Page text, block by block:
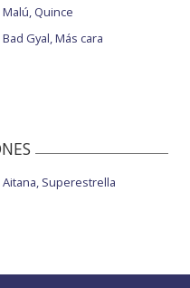
Malú, Quince
Bad Gyal, Más cara
Aitana, Superestrella